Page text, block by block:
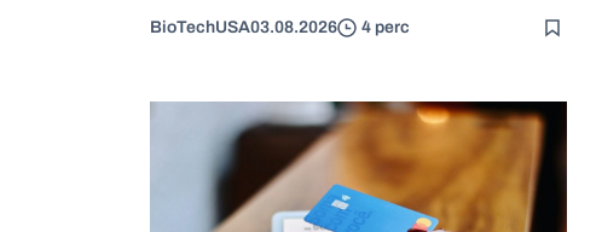
BioTechUSA03.08.2026 4 perc